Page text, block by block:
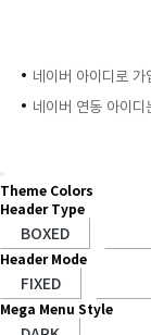
네이버 아이디로
네이버 연동 아이
Theme Colors
Header Type
Header Mode
Mega Menu Style